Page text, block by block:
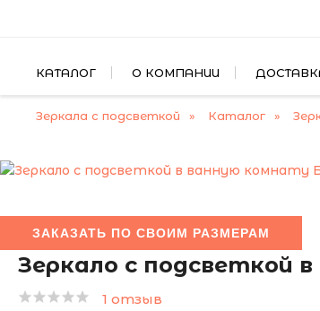
КАТАЛОГ О КОМПАНИИ
Зеркала с подсветкой Каталог
ЗАКАЗАТЬ ПО СВОИМ РАЗМЕРАМ
Зеркало с подсветкой
1 отзыв